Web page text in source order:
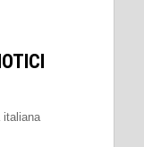
italiana